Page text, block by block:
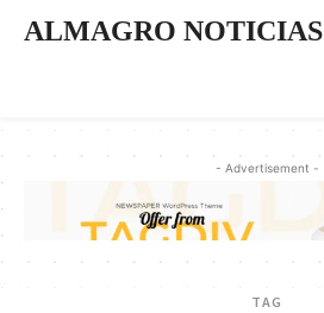
ALMAGRO NOTICIAS
- Advertisement -
TAG